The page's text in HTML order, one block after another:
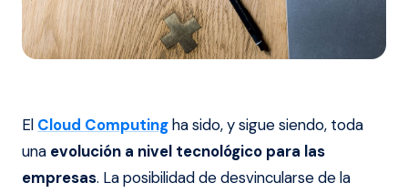
El Cloud Computingha sido, y sigue siendo, toda
una evolución a nivel tecnológico para las
empresas. La posibilidad de desvincularse de la